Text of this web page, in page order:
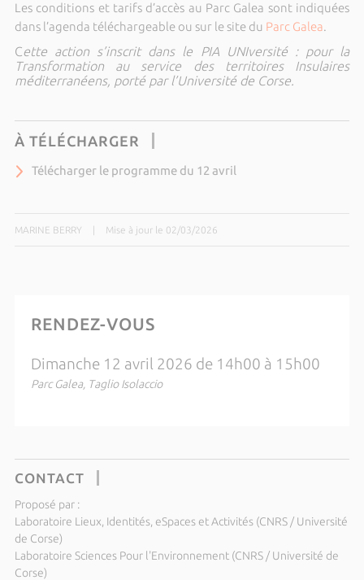
Les conditions et tarifs d’accès au Parc Galea sont indiquées
dans l’agenda téléchargeable ou sur le site du Parc Galea.
Cette action s’inscrit dans le PIA UNIversité : pour la
Transformation au service des territoires Insulaires
méditerranéens, porté par l’Université de Corse.
À TÉLÉCHARGER
Télécharger le programme du 12 avril
MARINE BERRY Mise à jour le 02/03/2026
RENDEZ-VOUS
Dimanche 12 avril 2026 de 14h00 à 15h00
Parc Galea, Taglio Isolaccio
CONTACT
Proposé par :
Laboratoire Lieux, Identités, eSpaces et Activités (CNRS / Université
de Corse)
Laboratoire Sciences Pour l'Environnement (CNRS / Université de
Corse)